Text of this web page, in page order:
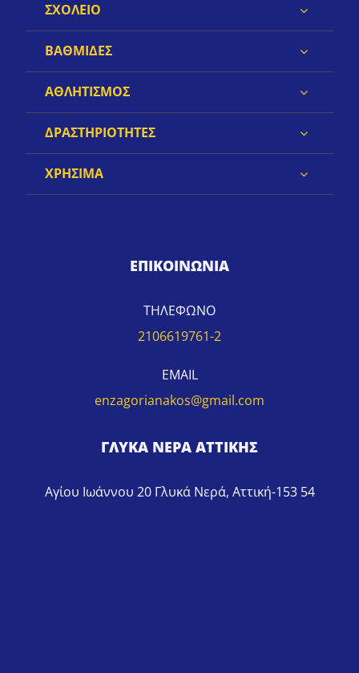
ΣΧΟΛΕΙΟ
ΒΑΘΜΙΔΕΣ
ΑΘΛΗΤΙΣΜΟΣ
ΔΡΑΣΤΗΡΙΟΤΗΤΕΣ
ΧΡΗΣΙΜΑ
ΕΠΙΚΟΙΝΩΝΙΑ
ΤΗΛΕΦΩΝΟ
2106619761-2
EMAIL
enzagorianakos@gmail.com
ΓΛΥΚΑ ΝΕΡΑ ΑΤΤΙΚΗΣ
Αγίου Ιωάννου 20 Γλυκά Νερά, Αττική-153 54